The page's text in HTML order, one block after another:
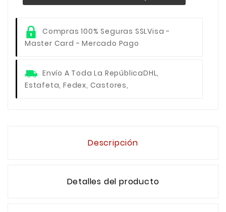
Compras 100% Seguras SSLVisa -
Master Card - Mercado Pago
Envío A Toda La RepúblicaDHL,
Estafeta, Fedex, Castores,
Descripción
Detalles del producto